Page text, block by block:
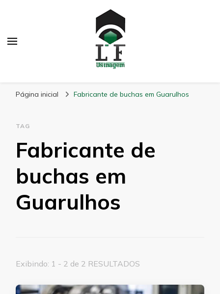
Página inicial Fabricante de buchas em Guarulhos
TAG
Fabricante de
buchas em
Guarulhos
Exibindo: 1 - 2 de 2 RESULTADOS